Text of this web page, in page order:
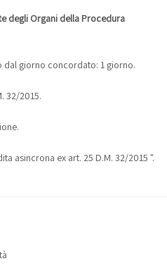
degli Organi della Procedura
dal giorno concordato: 1 giorno.
32/2015.
asincrona ex art. 25 D.M. 32/2015 ".